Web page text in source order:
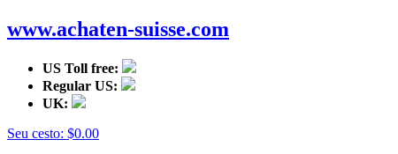
www.achaten-suisse.com
US Toll free:
Regular US:
UK:
Seu cesto: $0.00